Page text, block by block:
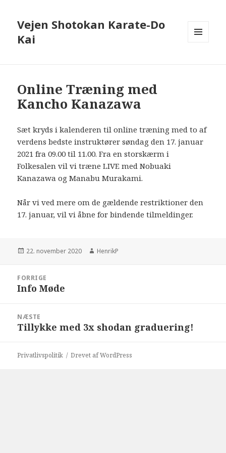
Vejen Shotokan Karate-Do
Kai
Online Træning med
Kancho Kanazawa
Sæt kryds i kalenderen til online træning med to af
verdens bedste instruktører søndag den 17. januar
2021 fra 09.00 til 11.00. Fra en storskærm i
Folkesalen vil vi træne LIVE med Nobuaki
Kanazawa og Manabu Murakami.
Når vi ved mere om de gældende restriktioner den
17. januar, vil vi åbne for bindende tilmeldinger.
Udgivet
22. november 2020 Forfatter
HenrikP
FORRIGE
Forrige
Info Møde
NÆSTE
Næste
Tillykke med 3x shodan graduering!
Privatlivspolitik Drevet af WordPress